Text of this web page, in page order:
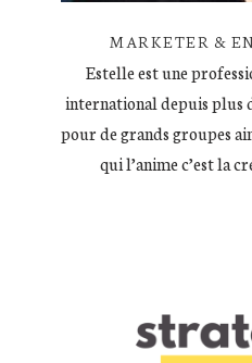
MARKETER &
Estelle est une
international depuis plus
pour de grands groupes
qui l’anime c’est la